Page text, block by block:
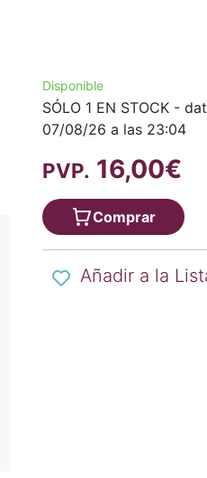
Disponible
SÓLO 1 EN STOCK -
07/08/26 a las 23:04
PVP. 16,00€
Comprar
Añadir a la